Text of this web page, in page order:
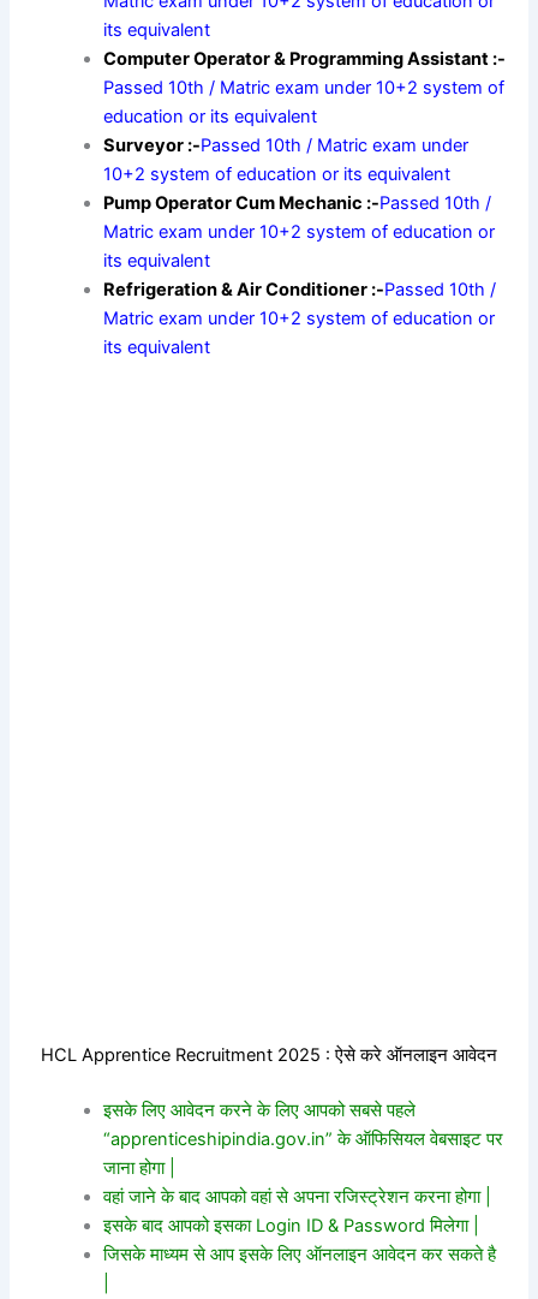
its equivalent
Computer Operator & Programming Assistant :-
Passed 10th / Matric exam under 10+2 system of
education or its equivalent
Surveyor :-Passed 10th / Matric exam under
10+2 system of education or its equivalent
Pump Operator Cum Mechanic :-Passed 10th /
Matric exam under 10+2 system of education or
its equivalent
Refrigeration & Air Conditioner :-Passed 10th /
Matric exam under 10+2 system of education or
its equivalent
HCL Apprentice Recruitment 2025 : ऐसे करे ऑनलाइन आवेदन
इसके लिए आवेदन करने के लिए आपको सबसे पहले
“apprenticeshipindia.gov.in” के ऑफिसियल वेबसाइट पर
जाना होगा |
वहां जाने के बाद आपको वहां से अपना रजिस्ट्रेशन करना होगा |
इसके बाद आपको इसका Login ID & Password मिलेगा |
जिसके माध्यम से आप इसके लिए ऑनलाइन आवेदन कर सकते है